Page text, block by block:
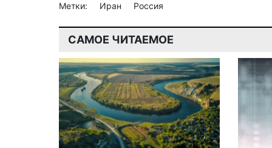
Метки: Иран Россия
САМОЕ ЧИТАЕМОЕ